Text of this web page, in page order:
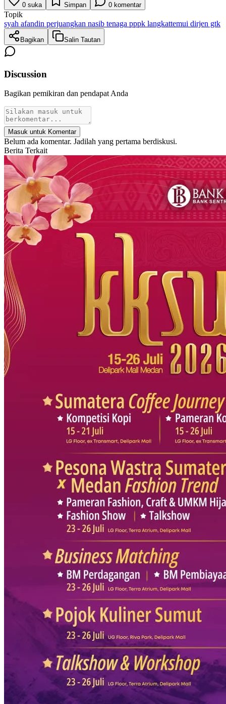
0 suka Simpan 0 komentar
Topik
syah afandin perjuangkan nasib tenaga pppk langkattemui dirjen gtk
Bagikan Salin Tautan
Discussion
Bagikan pemikiran dan pendapat Anda
Masuk untuk Komentar
Belum ada komentar. Jadilah yang pertama berdiskusi.
Berita Terkait